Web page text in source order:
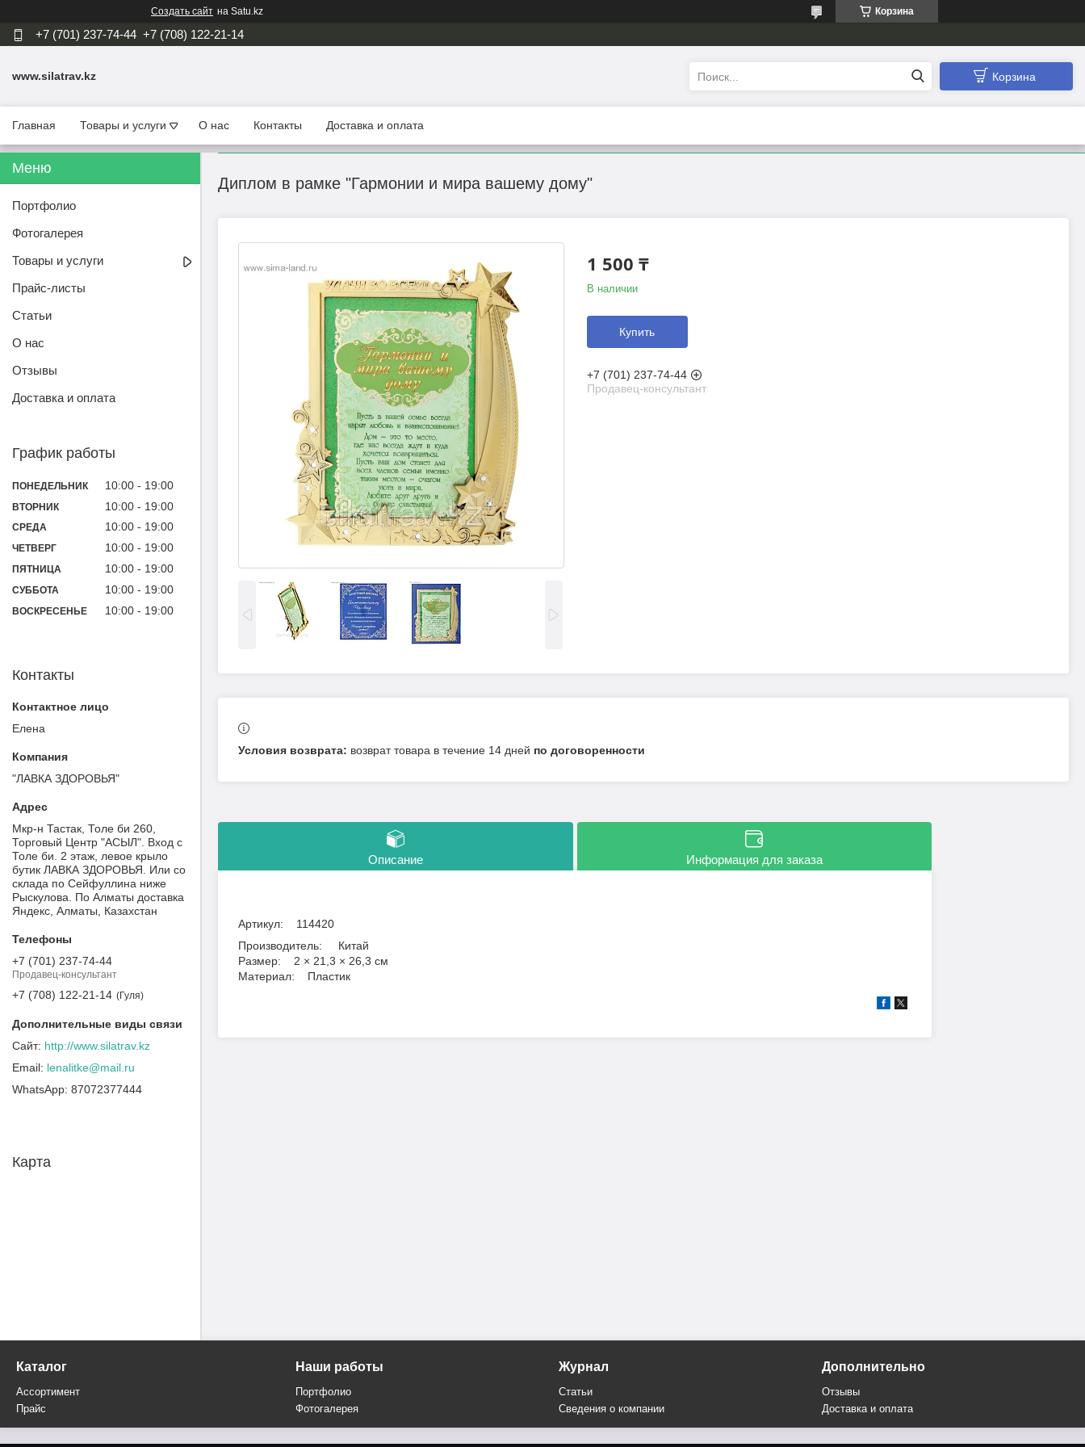
Создать сайт на Satu.kz Корзина
+7 (701) 237-74-44 +7 (708) 122-21-14
www.silatrav.kz Корзина
Главная Товары и услуги О нас Контакты Доставка и оплата
Диплом в рамке "Гармонии и мира вашему дому"
1 500 ₸
В наличии
Купить
+7 (701) 237-74-44
Продавец-консультант
возврат товара в течение 14 дней по договоренности
Описание Информация для заказа
Артикул: 114420
Производитель: Китай
Размер: 2 × 21,3 × 26,3 см
Материал: Пластик
Портфолио
Фотогалерея
Товары и услуги
Прайс-листы
Статьи
О нас
Отзывы
Доставка и оплата
График работы
ПОНЕДЕЛЬНИК 10:00 19:00
ВТОРНИК 10:00 19:00
СРЕДА 10:00 19:00
ЧЕТВЕРГ 10:00 19:00
ПЯТНИЦА 10:00 19:00
СУББОТА 10:00 19:00
ВОСКРЕСЕНЬЕ 10:00 19:00
Контакты
Елена
"ЛАВКА ЗДОРОВЬЯ"
Мкр-н Тастак, Толе би 260,
Торговый Центр "АСЫЛ". Вход с
Толе би. 2 этаж, левое крыло
бутик ЛАВКА ЗДОРОВЬЯ. Или со
склада по Сейфуллина ниже
Рыскулова. По Алматы доставка
Яндекс, Алматы, Казахстан
+7 (701) 237-74-44
Продавец-консультант
+7 (708) 122-21-14 Гуля
http://www.silatrav.kz
lenalitke@mail.ru
87072377444
Карта
Каталог
Ассортимент
Прайс
Наши работы
Портфолио
Фотогалерея
Журнал
Статьи
Сведения о компании
Дополнительно
Отзывы
Доставка и оплата